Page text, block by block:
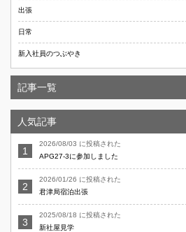
出張
日常
新入社員のつぶやき
記事一覧
人気記事
2026/08/03 に投稿された
APG27-3に参加しました
2026/01/26 に投稿された
君津局宿泊出張
2025/08/18 に投稿された
新社屋見学